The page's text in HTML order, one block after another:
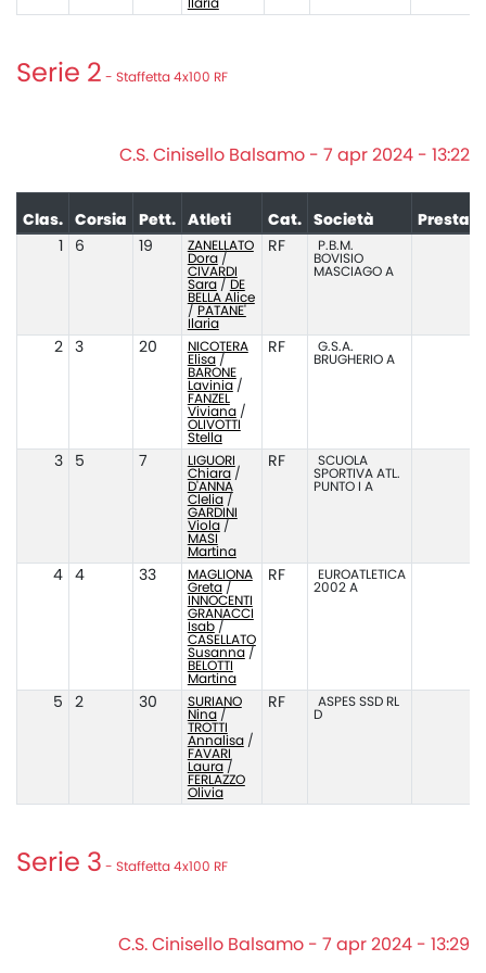
Ilaria
Serie 2 - Staffetta 4x100 RF
C.S. Cinisello Balsamo - 7 apr 2024 - 13:22
Clas. Corsia Pett. Atleti Cat. Società
6 19
ZANELLATO
Dora/
CIVARDI
Sara/ DE
BELLA Alice
/ PATANE'
Ilaria
RF
P.B.M.
BOVISIO
MASCIAGO A
2 3 20
NICOTERA
Elisa/
BARONE
Lavinia/
FANZEL
Viviana/
OLIVOTTI
Stella
RF
G.S.A.
BRUGHERIO A
3 5 7
LIGUORI
Chiara/
D'ANNA
Clelia/
GARDINI
Viola/
MASI
Martina
RF
SCUOLA
SPORTIVA ATL.
PUNTO I A
4 4 33
MAGLIONA
Greta/
INNOCENTI
GRANACCI
Isab/
CASELLATO
Susanna/
BELOTTI
Martina
RF
EUROATLETICA
2002 A
5 2 30
SURIANO
Nina/
TROTTI
Annalisa/
FAVARI
Laura/
FERLAZZO
Olivia
RF
ASPES SSD RL
D
Serie 3 - Staffetta 4x100 RF
C.S. Cinisello Balsamo - 7 apr 2024 - 13:29